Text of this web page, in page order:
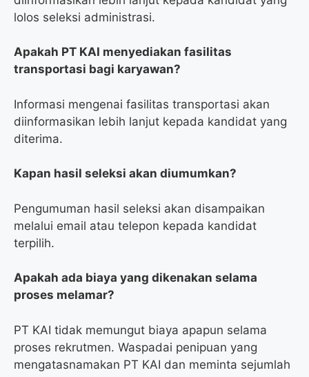
lolos seleksi administrasi.
Apakah PT KAI menyediakan fasilitas
transportasi bagi karyawan?
Informasi mengenai fasilitas transportasi akan
diinformasikan lebih lanjut kepada kandidat yang
diterima.
Kapan hasil seleksi akan diumumkan?
Pengumuman hasil seleksi akan disampaikan
melalui email atau telepon kepada kandidat
terpilih.
Apakah ada biaya yang dikenakan selama
proses melamar?
PT KAI tidak memungut biaya apapun selama
proses rekrutmen. Waspadai penipuan yang
mengatasnamakan PT KAI dan meminta sejumlah